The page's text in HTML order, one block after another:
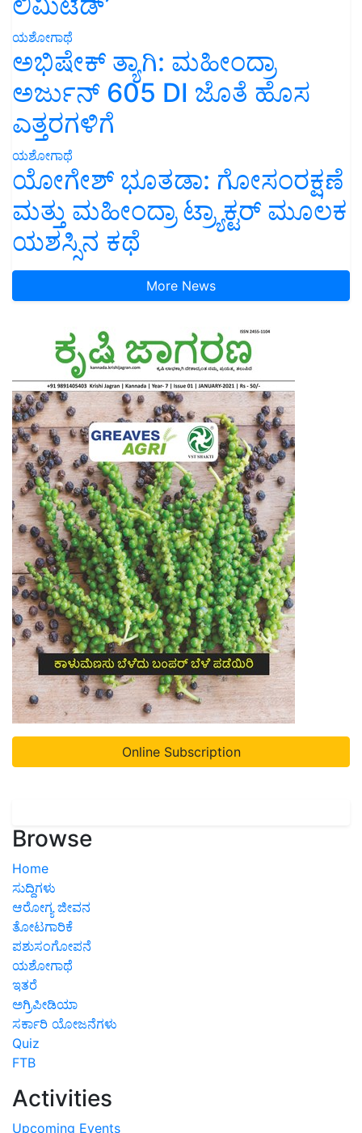
ಯಶೋಗಾಥೆ
ಅಭಿಷೇಕ್ ತ್ಯಾಗಿ: ಮಹೀಂದ್ರಾ
ಅರ್ಜುನ್ 605 DI ಜೊತೆ ಹೊಸ
ಎತ್ತರಗಳಿಗೆ
ಯಶೋಗಾಥೆ
ಯೋಗೇಶ್ ಭೂತಡಾ: ಗೋಸಂರಕ್ಷಣೆ
ಮತ್ತು ಮಹೀಂದ್ರಾ ಟ್ರ್ಯಾಕ್ಟರ್ ಮೂಲಕ
ಯಶಸ್ಸಿನ ಕಥೆ
More News
Online Subscription
Browse
Home
ಸುದ್ದಿಗಳು
ಆರೋಗ್ಯ ಜೀವನ
ತೋಟಗಾರಿಕೆ
ಪಶುಸಂಗೋಪನೆ
ಯಶೋಗಾಥೆ
ಇತರೆ
ಅಗ್ರಿಪೀಡಿಯಾ
ಸರ್ಕಾರಿ ಯೋಜನೆಗಳು
Quiz
FTB
Activities
Upcoming Events